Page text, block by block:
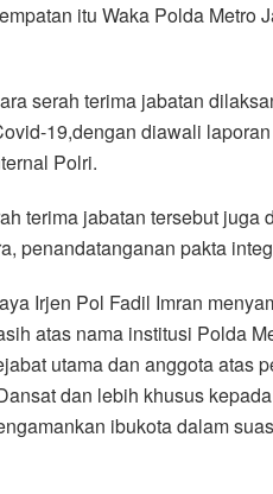
itu Waka Polda Metro
serah terima jabatan
19,dengan diawali
Polri.
terima jabatan tersebut
penandatanganan pakta
Irjen Pol Fadil Imran
atas nama institusi Polda
utama dan anggota atas
dan lebih khusus
ibukota dalam